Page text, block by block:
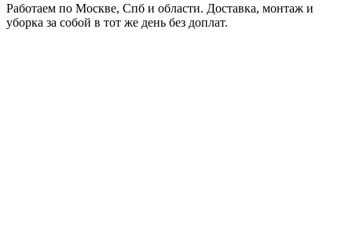
Работаем по Москве, Спб и области. Доставка, монтаж и
уборка за собой в тот же день без доплат.